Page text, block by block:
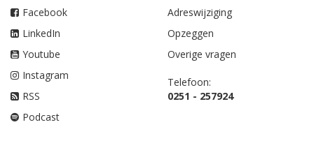
Facebook
LinkedIn
Youtube
Instagram
RSS
Podcast
Adreswijziging
Opzeggen
Overige vragen
Telefoon:
0251 - 257924